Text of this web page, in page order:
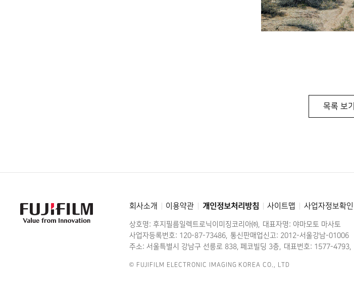
목록 보기
© FUJIFILM ELECTRONIC IMAGING KOREA CO., LTD
회사소개 이용약관 개인정보처리방침 사이트맵 사업자정보확인
상호명: 후지필름일렉트로닉이미징코리아㈜
대표자명: 야마모토 마사토
사업자등록번호: 120-87-73486
통신판매업신고: 2012-서울강남-01006
주소: 서울특별시 강남구 선릉로 838, 페코빌딩 3층
대표번호: 1577-4793